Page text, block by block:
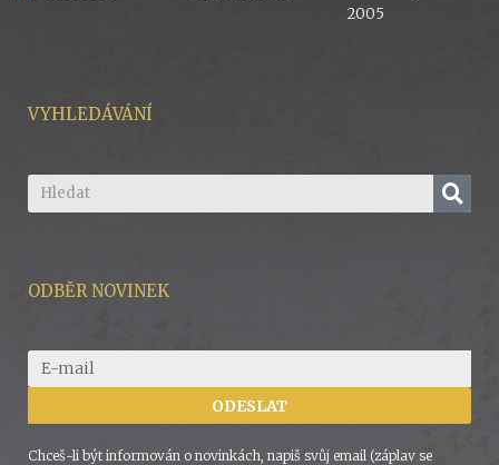
2005
VYHLEDÁVÁNÍ
ODBĚR NOVINEK
ODESLAT
Chceš-li být informován o novinkách, napiš svůj email (záplav se